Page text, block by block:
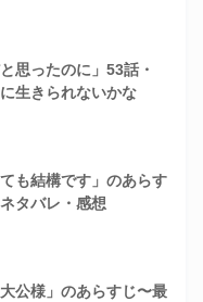
思ったのに」53話・
生きられないかな
も結構です」のあらす
タバレ・感想
公様」のあらすじ〜最